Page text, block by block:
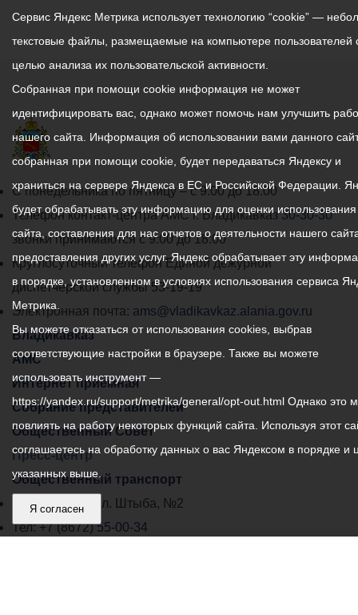
График
работы
администрации
местного
самоуправления
города
Владикавказ:
С понедельника по пятницу – с 9.00 до 18.00
Телефон контакт-центра АМС г. Владикавказ30-30-30
звонки принимаются с 9:00 до 18:00
Круглосуточный телефон Единой дежурной
диспетчерской службы53-19-19
Электронная почта: ams@vladikavkaz.alania.gov.ru
Владикавказ
АМС
Интернет приемная
Собрание представителей
Общественный Совет
Пресс-центр
Общественный транспорт
Владикавказ, пл. Штыба, №2
Тел:+7 (8672) 55-00-34
Сервис Яндекс Метрика использует технологию “cookie” —
текстовые файлы, размещаемые на компьютере пользователей
целью анализа их пользовательской активности.
Собранная при помощи cookie информация не может
идентифицировать вас, однако может помочь нам улучшить
нашего сайта. Информация об использовании вами данного
собранная при помощи cookie, будет передаваться Яндексу и
храниться на сервере Яндекса в ЕС и Российской Федерации.
будет обрабатывать эту информацию для оценки
сайта, составления для нас отчетов о деятельности нашего
предоставления других услуг. Яндекс обрабатывает эту
в порядке, установленном в условиях использования сервиса
Метрика.
Вы можете отказаться от использования cookies, выбрав
соответствующие настройки в браузере. Также вы можете
использовать инструмент —
https://yandex.ru/support/metrika/general/opt-out.html Однако это
повлиять на работу некоторых функций сайта. Используя этот
соглашаетесь на обработку данных о вас Яндексом в порядке и
указанных выше.
Я согласен